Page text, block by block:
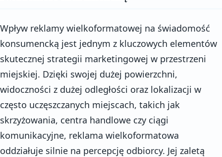
Wpływ reklamy wielkoformatowej na świadomość
konsumencką jest jednym z kluczowych elementów
skutecznej strategii marketingowej w przestrzeni
miejskiej. Dzięki swojej dużej powierzchni,
widoczności z dużej odległości oraz lokalizacji w
często uczęszczanych miejscach, takich jak
skrzyżowania, centra handlowe czy ciągi
komunikacyjne, reklama wielkoformatowa
oddziałuje silnie na percepcję odbiorcy. Jej zaletą